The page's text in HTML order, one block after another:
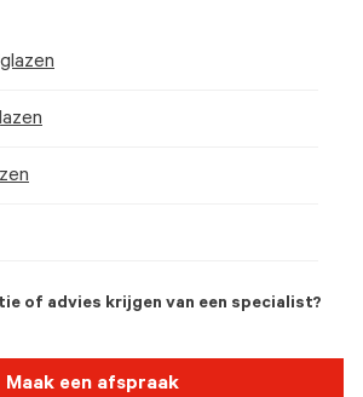
of advies krijgen van een specialist?
Maak een afspraak